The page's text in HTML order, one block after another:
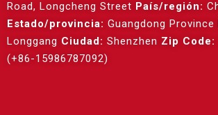
Road, Longcheng Street País/región:
Estado/provincia: Guangdong Province
Longgang Ciudad: Shenzhen Zip Code:
(+86-15986787092)